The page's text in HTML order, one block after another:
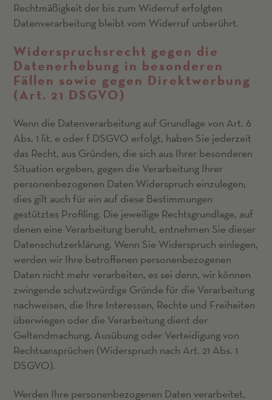
Rechtmäßigkeit der bis zum Widerruf erfolgten
Datenverarbeitung bleibt vom Widerruf unberührt.
Widerspruchsrecht gegen die
Datenerhebung in besonderen
Fällen sowie gegen Direktwerbung
(Art. 21 DSGVO)
Wenn die Datenverarbeitung auf Grundlage von Art. 6
Abs. 1 lit. e oder f DSGVO erfolgt, haben Sie jederzeit
das Recht, aus Gründen, die sich aus Ihrer besonderen
Situation ergeben, gegen die Verarbeitung Ihrer
personenbezogenen Daten Widerspruch einzulegen;
dies gilt auch für ein auf diese Bestimmungen
gestütztes Profiling. Die jeweilige Rechtsgrundlage, auf
denen eine Verarbeitung beruht, entnehmen Sie dieser
Datenschutzerklärung. Wenn Sie Widerspruch einlegen,
werden wir Ihre betroffenen personenbezogenen
Daten nicht mehr verarbeiten, es sei denn, wir können
zwingende schutzwürdige Gründe für die Verarbeitung
nachweisen, die Ihre Interessen, Rechte und Freiheiten
überwiegen oder die Verarbeitung dient der
Geltendmachung, Ausübung oder Verteidigung von
Rechtsansprüchen (Widerspruch nach Art. 21 Abs. 1
DSGVO).
Werden Ihre personenbezogenen Daten verarbeitet,